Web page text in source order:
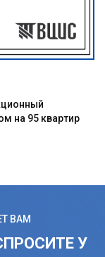
на 95 квартир
ВАМ
У